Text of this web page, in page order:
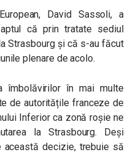
David Sassoli, a
că prin tratate sediul
Strasbourg și că s-au făcut
plenare de acolo.
îmbolăvirilor în mai multe
de autoritățile franceze de
Inferior ca zonă roșie ne
la Strasbourg. Deși
decizie, trebuie să